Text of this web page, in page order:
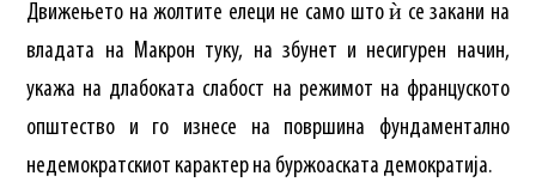
Движењето на жолтите елеци не само што ѝ се закани на
владата на Макрон туку, на збунет и несигурен начин,
укажа на длабоката слабост на режимот на француското
општество и го изнесе на површина фундаментално
недемократскиот карактер на буржоаската демократија.